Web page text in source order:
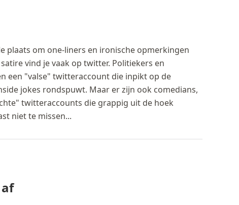
plaats om one-liners en ironische opmerkingen
vind je vaak op twitter. Politiekers en
een "valse" twitteraccount die inpikt op de
jokes rondspuwt. Maar er zijn ook comedians,
twitteraccounts die grappig uit de hoek
niet te missen...